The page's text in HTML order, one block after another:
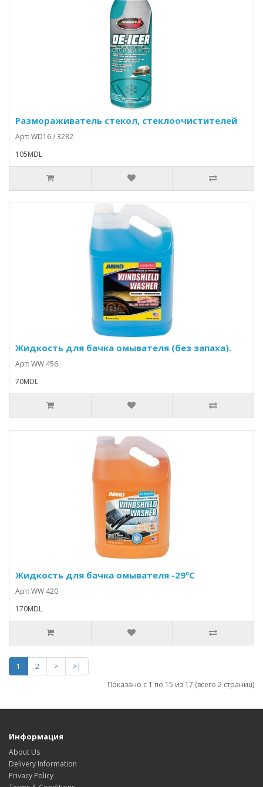
Размораживатель стекол, стеклоочистителей
Арт: WD16 / 3282
105MDL
Жидкость для бачка омывателя (без запаха).
Арт: WW 456
70MDL
Жидкость для бачка омывателя -29ºС
Арт: WW 420
170MDL
1 2 >
>|
Показано с 1 по 15 из 17 (всего 2 страниц)
Информация
About Us
Delivery Information
Privacy Policy